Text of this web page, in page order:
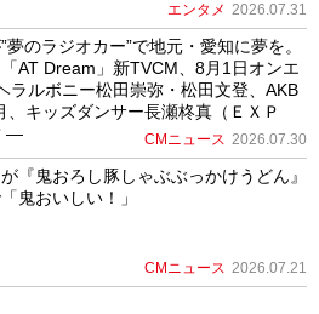
エンタメ 2026.07.31
夢のラジオカー”で地元・愛知に夢を。
AT Dream」新TVCM、8月1日オンエ
ラルボニー松田崇弥・松田文登、AKB
、キッズダンサー長瀬柊真（ＥＸＰ
―
CMニュース 2026.07.30
が『鬼おろし豚しゃぶぶっかけうどん』
鬼おいしい！」
CMニュース 2026.07.21